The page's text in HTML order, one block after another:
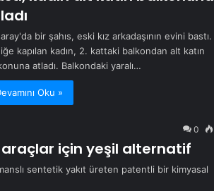
bir şahıs, eski kız arkadaşının evini bastı.
kapılan kadın, 2. kattaki balkondan alt katın
atladı. Balkondaki yaralı…
Oku »
0
araçlar için yeşil alternatif
sentetik yakıt üreten patentli bir kimyasal